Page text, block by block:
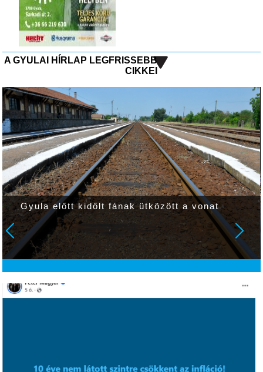
A GYULAI HÍRLAP LEGFRISSEBB
CIKKEI
Gyula előtt kidőlt fának ütközött a vonat